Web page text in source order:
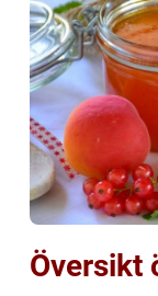
Översikt